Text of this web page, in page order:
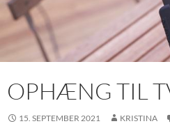
OPHÆNG TIL
15. SEPTEMBER 2021 KRISTINA